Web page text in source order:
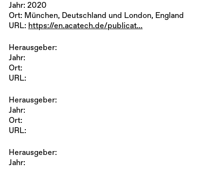
Jahr: 2020
Ort: München, Deutschland und London, England
URL: https://en.acatech.de/publicat...
Herausgeber:
Jahr:
Ort:
URL:
Herausgeber:
Jahr:
Ort:
URL:
Herausgeber:
Jahr: